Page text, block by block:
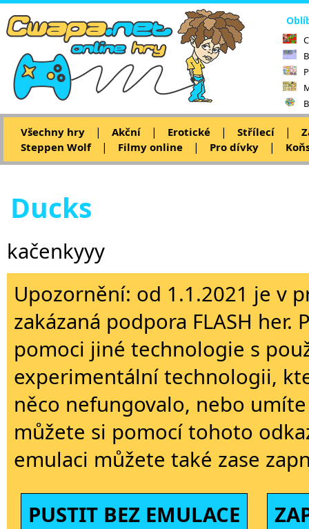
Všechny hry | Akční | Erotické | Střílecí |
Steppen Wolf
| Filmy online | Pro dívky |
Ducks
kačenkyyy
Upozornění: od 1.1.2021 je v
zakázaná podpora FLASH
pomoci jiné technologie s
experimentální technologii,
něco nefungovalo, nebo
můžete si pomocí tohoto
emulaci můžete také zase
PUSTIT BEZ EMULACE